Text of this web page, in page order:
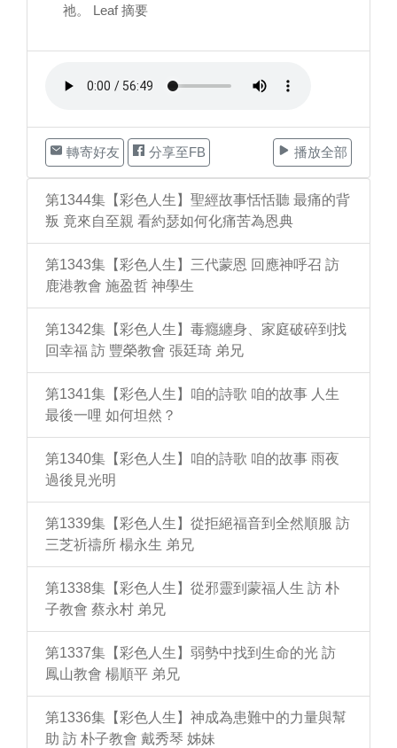
祂。 Leaf 摘要
轉寄好友 分享至FB 播放全部
第1344集【彩色人生】聖經故事恬恬聽 最痛的背
叛 竟來自至親 看約瑟如何化痛苦為恩典
第1343集【彩色人生】三代蒙恩 回應神呼召 訪
鹿港教會 施盈哲 神學生
第1342集【彩色人生】毒癮纏身、家庭破碎到找
回幸福 訪 豐榮教會 張廷琦 弟兄
第1341集【彩色人生】咱的詩歌 咱的故事 人生
最後一哩 如何坦然？
第1340集【彩色人生】咱的詩歌 咱的故事 雨夜
過後見光明
第1339集【彩色人生】從拒絕福音到全然順服 訪
三芝祈禱所 楊永生 弟兄
第1338集【彩色人生】從邪靈到蒙福人生 訪 朴
子教會 蔡永村 弟兄
第1337集【彩色人生】弱勢中找到生命的光 訪
鳳山教會 楊順平 弟兄
第1336集【彩色人生】神成為患難中的力量與幫
助 訪 朴子教會 戴秀琴 姊妹